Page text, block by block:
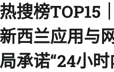
搜榜TOP15
西兰应用与
承诺“24小